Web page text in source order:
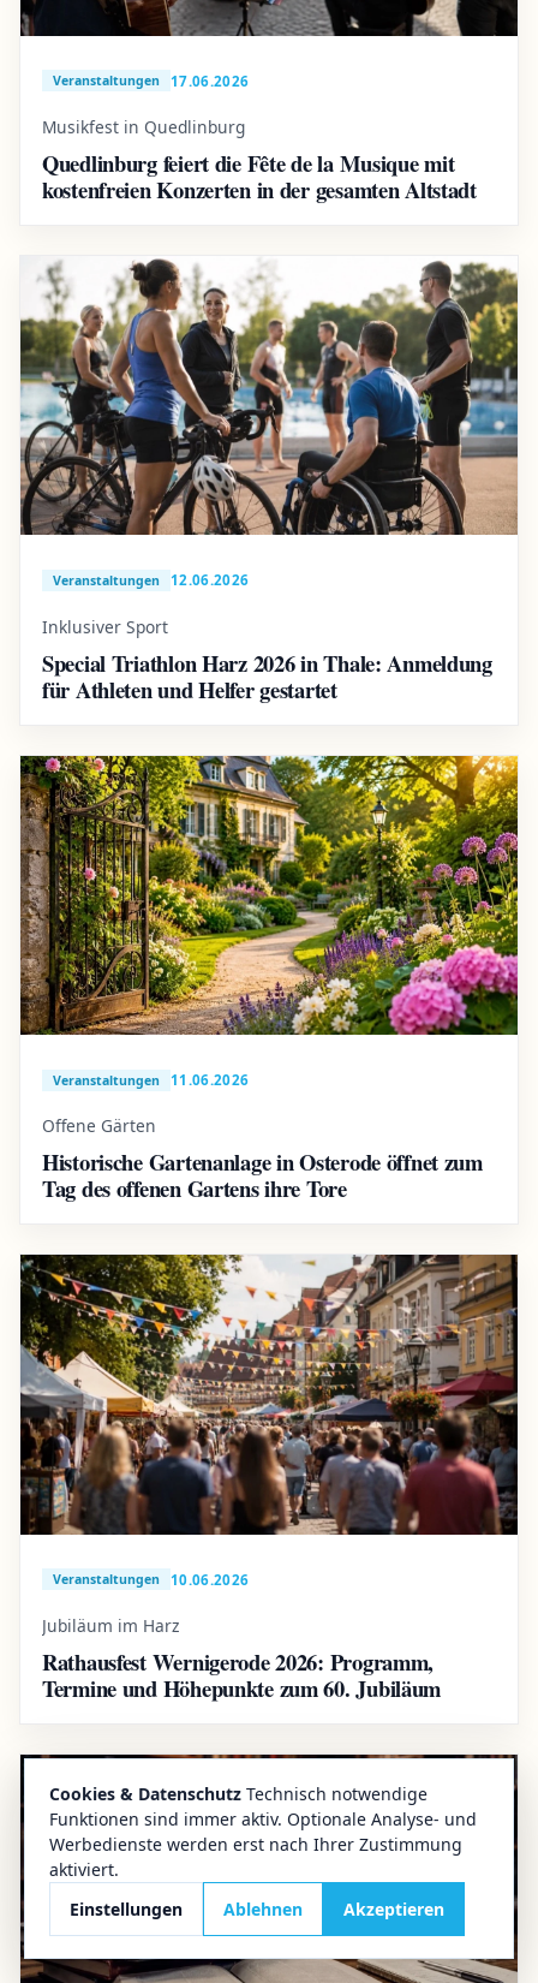
Cookies & Datenschutz Technisch notwendige
Funktionen sind immer aktiv. Optionale Analyse- und
Werbedienste werden erst nach Ihrer Zustimmung
aktiviert.
Einstellungen
Ablehnen Akzeptieren
Veranstaltungen 17.06.2026
Musikfest in Quedlinburg
Quedlinburg feiert die Fête de la Musique mit
kostenfreien Konzerten in der gesamten Altstadt
Veranstaltungen 12.06.2026
Inklusiver Sport
Special Triathlon Harz 2026 in Thale: Anmeldung
für Athleten und Helfer gestartet
Veranstaltungen 11.06.2026
Offene Gärten
Historische Gartenanlage in Osterode öffnet zum
Tag des offenen Gartens ihre Tore
Veranstaltungen 10.06.2026
Jubiläum im Harz
Rathausfest Wernigerode 2026: Programm,
Termine und Höhepunkte zum 60. Jubiläum